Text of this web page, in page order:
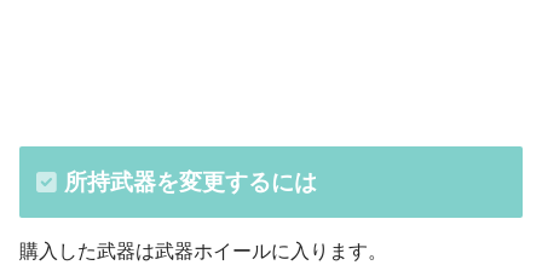
所持武器を変更するには
購入した武器は武器ホイールに入ります。